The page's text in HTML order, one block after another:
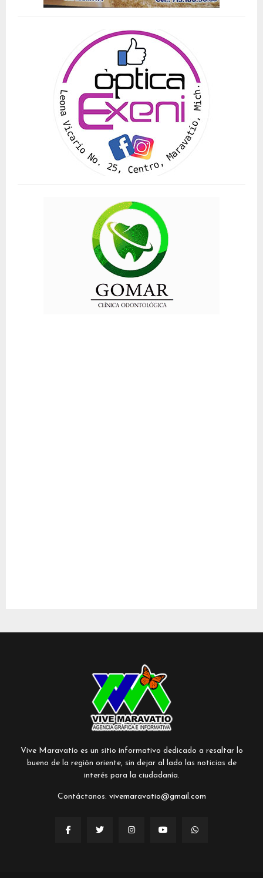
Vive Maravatío es un sitio informativo dedicado a resaltar lo
bueno de la región oriente, sin dejar al lado las noticias de
interés para la ciudadanía.
Contáctanos: vivemaravatio@gmail.com